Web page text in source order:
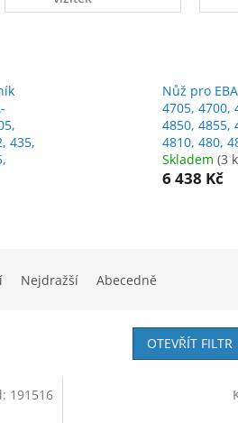
435,
Nůž pro
4705, 4700,
4850, 4855,
4810, 480,
Skladem (3
6 438 Kč
Nejdražší Abecedně
OTEVŘÍT FILTR
191516